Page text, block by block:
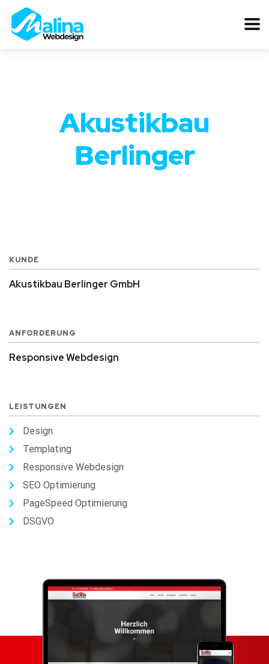
Akustikbau
Berlinger
KUNDE
Akustikbau Berlinger GmbH
ANFORDERUNG
Responsive Webdesign
LEISTUNGEN
Design
Templating
Responsive Webdesign
SEO Optimierung
PageSpeed Optimierung
DSGVO